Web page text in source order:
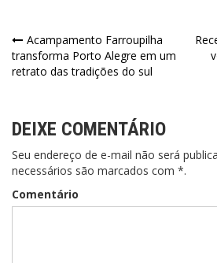
Navegação
de
Acampamento Farroupilha
transforma Porto Alegre em um
retrato das tradições do sul
DEIXE COMENTÁRIO
Seu endereço de e-mail não será
necessários são marcados com *.
Comentário